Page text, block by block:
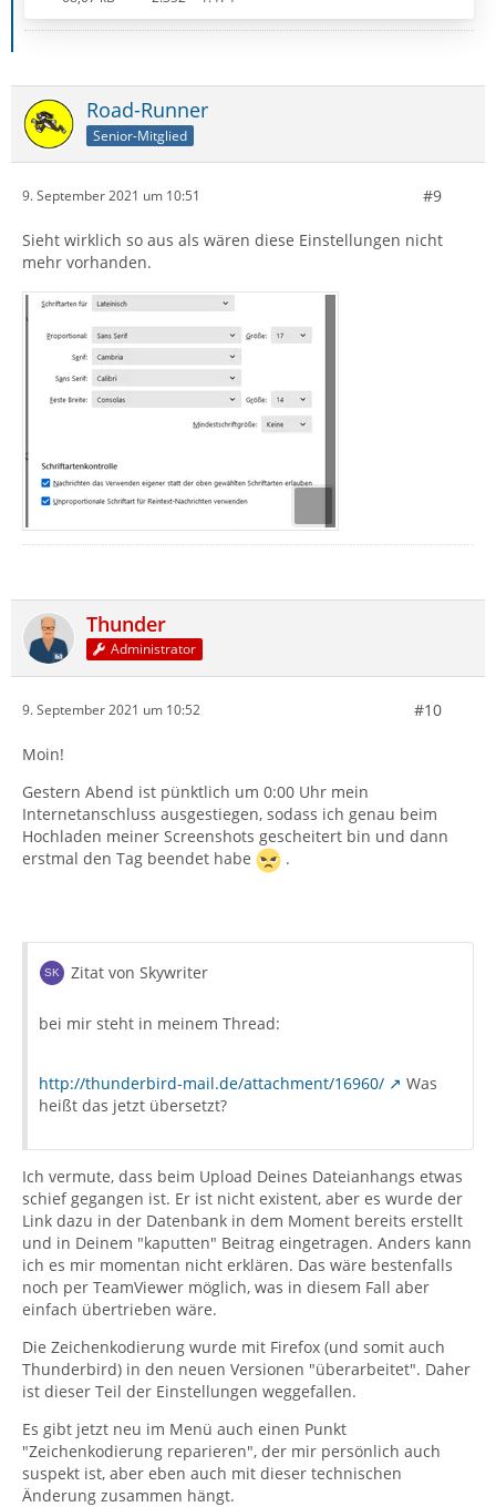
Road-Runner
Senior-Mitglied
9. September 2021 um 10:51 #9
Sieht wirklich so aus als wären diese Einstellungen nicht
mehr vorhanden.
Thunder
Administrator
9. September 2021 um 10:52 #10
Moin!
Gestern Abend ist pünktlich um 0:00 Uhr mein
Internetanschluss ausgestiegen, sodass ich genau beim
Hochladen meiner Screenshots gescheitert bin und dann
erstmal den Tag beendet habe
.
Zitat von Skywriter
bei mir steht in meinem Thread:
http://thunderbird-mail.de/attachment/16960/
Was
heißt das jetzt übersetzt?
Ich vermute, dass beim Upload Deines Dateianhangs etwas
schief gegangen ist. Er ist nicht existent, aber es wurde der
Link dazu in der Datenbank in dem Moment bereits erstellt
und in Deinem "kaputten" Beitrag eingetragen. Anders kann
ich es mir momentan nicht erklären. Das wäre bestenfalls
noch per TeamViewer möglich, was in diesem Fall aber
einfach übertrieben wäre.
Die Zeichenkodierung wurde mit Firefox (und somit auch
Thunderbird) in den neuen Versionen "überarbeitet". Daher
ist dieser Teil der Einstellungen weggefallen.
Es gibt jetzt neu im Menü auch einen Punkt
"Zeichenkodierung reparieren", der mir persönlich auch
suspekt ist, aber eben auch mit dieser technischen
Änderung zusammen hängt.